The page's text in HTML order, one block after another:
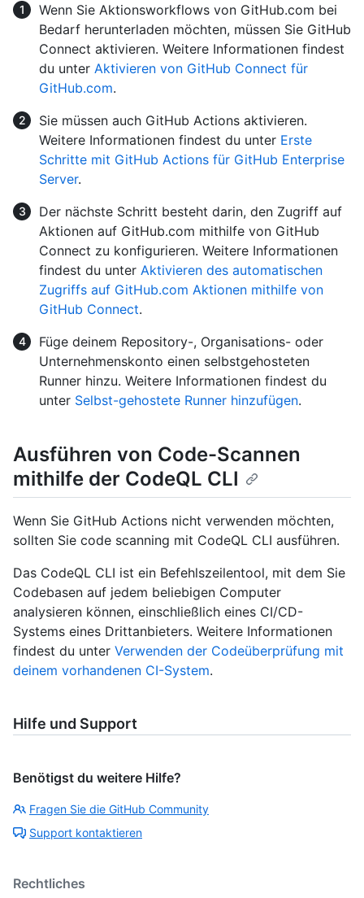
Wenn Sie Aktionsworkflows von GitHub.com bei
Bedarf herunterladen möchten, müssen Sie GitHub
Connect aktivieren. Weitere Informationen findest
du unter Aktivieren von GitHub Connect für
GitHub.com.
Sie müssen auch GitHub Actions aktivieren.
Weitere Informationen findest du unter Erste
Schritte mit GitHub Actions für GitHub Enterprise
Server.
Der nächste Schritt besteht darin, den Zugriff auf
Aktionen auf GitHub.com mithilfe von GitHub
Connect zu konfigurieren. Weitere Informationen
findest du unter Aktivieren des automatischen
Zugriffs auf GitHub.com Aktionen mithilfe von
GitHub Connect.
Füge deinem Repository-, Organisations- oder
Unternehmenskonto einen selbstgehosteten
Runner hinzu. Weitere Informationen findest du
unter Selbst-gehostete Runner hinzufügen.
Ausführen von Code-Scannen
mithilfe der CodeQL CLI
Wenn Sie GitHub Actions nicht verwenden möchten,
sollten Sie code scanning mit CodeQL CLI ausführen.
Das CodeQL CLI ist ein Befehlszeilentool, mit dem Sie
Codebasen auf jedem beliebigen Computer
analysieren können, einschließlich eines CI/CD-
Systems eines Drittanbieters. Weitere Informationen
findest du unter Verwenden der Codeüberprüfung mit
deinem vorhandenen CI-System.
Hilfe und Support
Benötigst du weitere Hilfe?
Fragen Sie die GitHub Community
Support kontaktieren
Rechtliches